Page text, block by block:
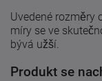
Uvedené rozměry
míry se ve
bývá užší.
Produkt se